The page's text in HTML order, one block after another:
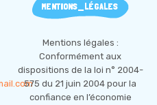
MENTIONS_LÉGALES
Mentions légales :
Conformément aux
dispositions de la loi n° 2004-
575 du 21 juin 2004 pour la
confiance en l’économie